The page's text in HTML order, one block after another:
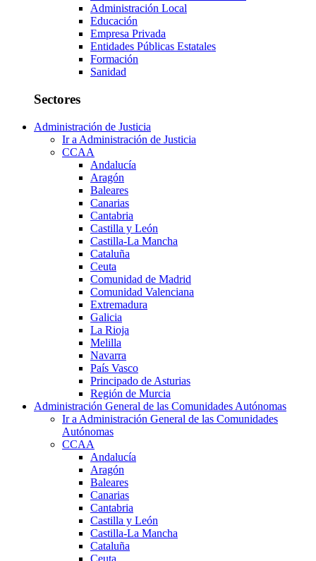
Administración Local
Educación
Empresa Privada
Entidades Públicas Estatales
Formación
Sanidad
Sectores
Administración de Justicia
Ir a Administración de Justicia
CCAA
Andalucía
Aragón
Baleares
Canarias
Cantabria
Castilla y León
Castilla-La Mancha
Cataluña
Ceuta
Comunidad de Madrid
Comunidad Valenciana
Extremadura
Galicia
La Rioja
Melilla
Navarra
País Vasco
Principado de Asturias
Región de Murcia
Administración General de las Comunidades Autónomas
Ir a Administración General de las Comunidades
Autónomas
CCAA
Andalucía
Aragón
Baleares
Canarias
Cantabria
Castilla y León
Castilla-La Mancha
Cataluña
Ceuta